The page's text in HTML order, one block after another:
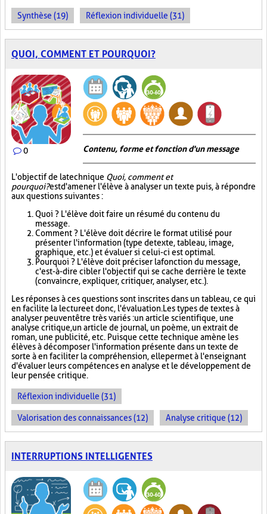
Synthèse (19) Réflexion individuelle (31)
QUOI, COMMENT ET POURQUOI?
0 Contenu, forme et fonction d'un message
L'objectif de la technique Quoi, comment et
pourquoi?est d'amener l'élève à analyser un texte puis, à répondre
aux questions suivantes :
Quoi ? L'élève doit faire un résumé du contenu du
message.
Comment ? L'élève doit décrire le format utilisé pour
présenter l'information (type de texte, tableau, image,
graphique, etc.) et évaluer si celui-ci est optimal.
Pourquoi ? L'élève doit préciser la fonction du message,
c'est-à-dire cibler l'objectif qui se cache derrière le texte
(convaincre, expliquer, critiquer, analyser, etc.).
Les réponses à ces questions sont inscrites dans un tableau, ce qui
en facilite la lecture et donc, l'évaluation. Les types de textes à
analyser peuvent être très variés : un article scientifique, une
analyse critique, un article de journal, un poème, un extrait de
roman, une publicité, etc. Puisque cette technique amène les
élèves à décomposer l'information présente dans un texte de
sorte à en faciliter la compréhension, elle permet à l'enseignant
d'évaluer leurs compétences en analyse et le développement de
leur pensée critique.
Réflexion individuelle (31)
Valorisation des connaissances (12) Analyse critique (12)
INTERRUPTIONS INTELLIGENTES